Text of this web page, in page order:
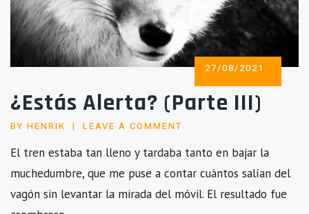
¿Estás Alerta? (Parte III)
POSTED
27/08/2021
BY HENRIK LEAVE A COMMENT
El tren estaba tan lleno y tardaba tanto en bajar la
muchedumbre, que me puse a contar cuántos salían del
vagón sin levantar la mirada del móvil. El resultado fue